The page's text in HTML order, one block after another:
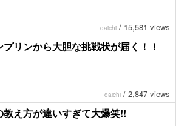
daichi / 15,581 views
プリンから大胆な挑戦状が届く！！
daichi / 2,847 views
教え方が違いすぎて大爆笑!!